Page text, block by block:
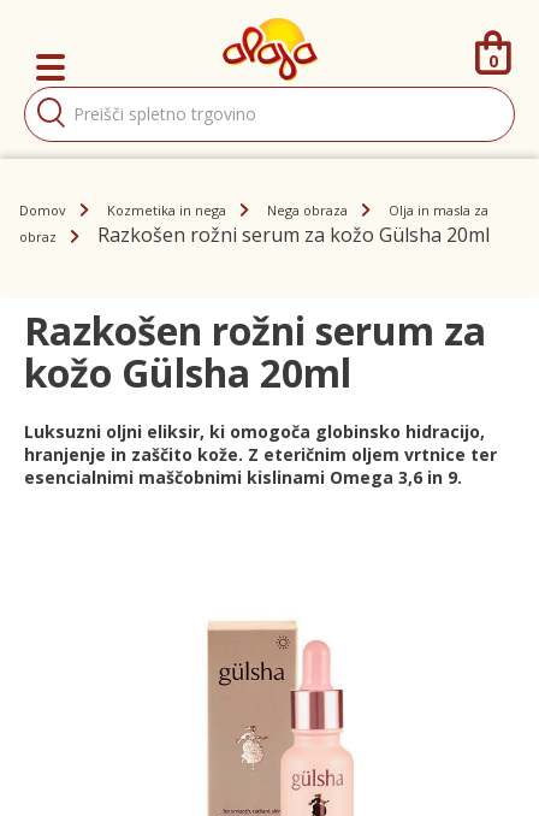
Products
search
0
Domov Kozmetika in nega Nega obraza
Olja in masla za
obraz
Razkošen rožni serum za kožo Gülsha 20ml
Razkošen rožni serum za
kožo Gülsha 20ml
Luksuzni oljni eliksir, ki omogoča globinsko hidracijo,
hranjenje in zaščito kože. Z eteričnim oljem vrtnice ter
esencialnimi maščobnimi kislinami Omega 3,6 in 9.